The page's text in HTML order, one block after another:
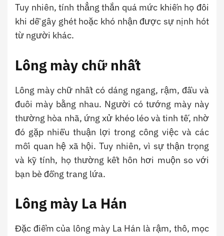
Tuy nhiên, tính thẳng thắn quá mức khiến họ đôi
khi dễ gây ghét hoặc khó nhận được sự nịnh hót
từ người khác.
Lông mày chữ nhất
Lông mày chữ nhất có dáng ngang, rậm, đầu và
đuôi mày bằng nhau. Người có tướng mày này
thường hòa nhã, ứng xử khéo léo và tinh tế, nhờ
đó gặp nhiều thuận lợi trong công việc và các
mối quan hệ xã hội. Tuy nhiên, vì sự thận trọng
và kỹ tính, họ thường kết hôn hơi muộn so với
bạn bè đồng trang lứa.
Lông mày La Hán
Đặc điểm của lông mày La Hán là rậm, thô, mọc